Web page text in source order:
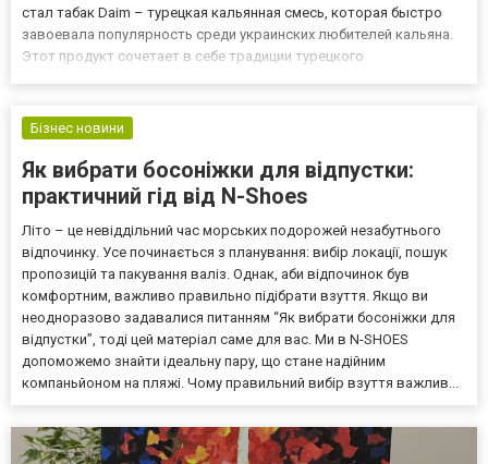
стал табак Daim – турецкая кальянная смесь, которая быстро
завоевала популярность среди украинских любителей кальяна.
Этот продукт сочетает в себе традиции турецкого
уникальн...
Бізнес новини
Як вибрати босоніжки для відпустки:
практичний гід від N-Shoes
Літо – це невіддільний час морських подорожей незабутнього
відпочинку. Усе починається з планування: вибір локації, пошук
пропозицій та пакування валіз. Однак, аби відпочинок був
комфортним, важливо правильно підібрати взуття. Якщо ви
неодноразово задавалися питанням “Як вибрати босоніжки для
відпустки”, тоді цей матеріал саме для вас. Ми в N-SHOES
допоможемо знайти ідеальну пару, що стане надійним
компаньйоном на пляжі. Чому правильний вибір взуття важлив...